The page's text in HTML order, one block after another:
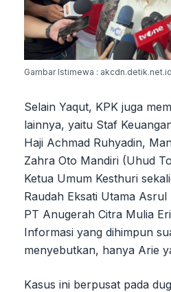
Gambar Istimewa : akcdn.detik.net.id
Selain Yaqut, KPK juga
lainnya, yaitu Staf
Haji Achmad Ruhyadin,
Zahra Oto Mandiri (Uhud
Ketua Umum Kesthuri
Raudah Eksati Utama
PT Anugerah Citra Mulia
Informasi yang dihimpun
menyebutkan, hanya Arie
Kasus ini berpusat pada